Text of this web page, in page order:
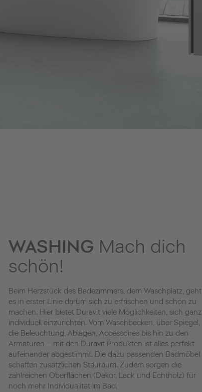
WASHING Mach dich
schön!
Beim Herzstück des Badezimmers, dem Waschplatz, geht
es in erster Linie darum sich zu erfrischen und schön zu
machen. Hier bietet Duravit viele Möglichkeiten, sich ganz
individuell einzurichten. Vom Waschbecken, über Spiegel,
die Beleuchtung, Ablagen, Accessoires bis hin zu den
Armaturen – mit den Duravit Produkten ist alles perfekt
aufeinander abgestimmt. Die dazu passenden Badmöbel
schaffen zusätzlichen Stauraum. Zudem sorgen die
zahlreichen Oberflächen (Dekor, Lack und Echtholz) für
noch mehr Individualität im Bad.